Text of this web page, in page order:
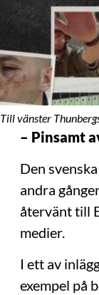
Till vänster
– Pinsamt
Den
andra
återvänt till
medier.
I ett av
exempel på